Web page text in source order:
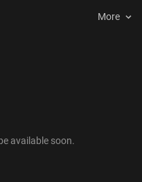
。
More
available soon.